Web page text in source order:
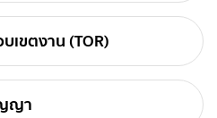
เขตงาน (TOR)
ญา